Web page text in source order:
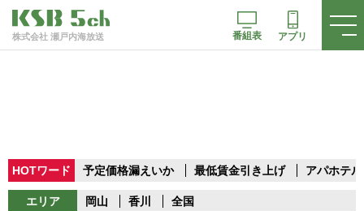
株式会社 瀬戸内海放送 番組表 アプリ
HOTワード 予定価格漏えいか 最低賃金引き上げ アパホテル
エリア 岡山 香川 全国